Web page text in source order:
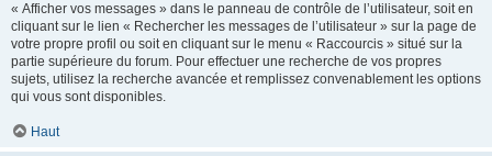
« Afficher vos messages » dans le panneau de contrôle de l’utilisateur, soit en
cliquant sur le lien « Rechercher les messages de l’utilisateur » sur la page de
votre propre profil ou soit en cliquant sur le menu « Raccourcis » situé sur la
partie supérieure du forum. Pour effectuer une recherche de vos propres
sujets, utilisez la recherche avancée et remplissez convenablement les options
qui vous sont disponibles.
Haut